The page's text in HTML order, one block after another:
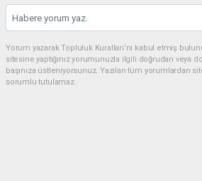
Yorum yazarak Topluluk Kuralları’nı kabul etmiş
sitesine yaptığınız yorumunuzla ilgili doğrudan veya
başınıza üstleniyorsunuz. Yazılan tüm yorumlardan
sorumlu tutulamaz.